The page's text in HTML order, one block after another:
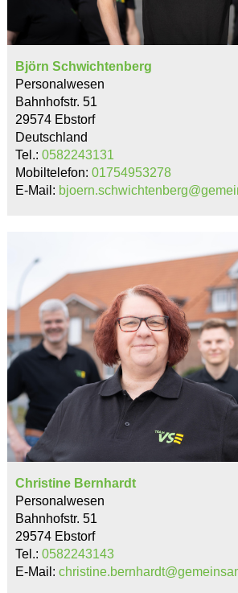
Björn Schwichtenberg
Personalwesen
Bahnhofstr. 51
29574 Ebstorf
Deutschland
Tel.: 0582243131
Mobiltelefon: 01754953278
E-Mail:
Christine Bernhardt
Personalwesen
Bahnhofstr. 51
29574 Ebstorf
Tel.: 0582243143
E-Mail: